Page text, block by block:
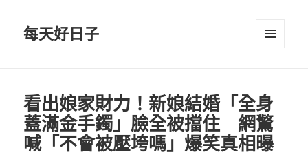
每天好日子
看出娘家財力！新娘結婚「全身
蓋滿金手鐲」臉全被擋住 網驚
喊「不會被壓垮嗎」爆笑真相曝